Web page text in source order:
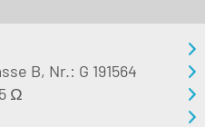
B, Nr.: G 191564
Ω